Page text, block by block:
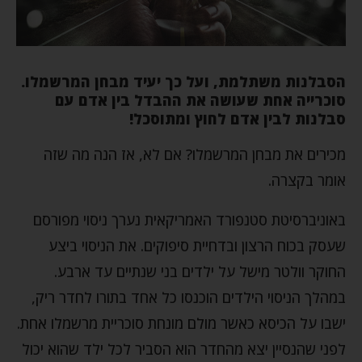
הסבלנות משתלמת, ועל כך יעיד מבחן המרשמלו.
סוכרייה אחת שעושה את ההבדל בין אדם עם
סבלנות לבין אדם לחוץ ומתוסכל!
מכירים את מבחן המרשמלו? אם לא, אז הנה מה שזה
אומר בקצרה.
באוניברסיטת סטנפורד האמריקאית נערך ניסוי מפורסם
שעסק בכוח הרצון ובדחיית סיפוקים. את הניסוי ביצע
החוקר וולטר מישל על ילדים בני שנתיים עד ארבע.
במהלך הניסוי הילדים הוכנסו כל אחד בתורו לחדר ריק,
ישבו על הכיסא כאשר מולם מונחת סוכריית מרשמלו אחת.
לפני שהנסיין יצא מהחדר הוא הסביר לכל ילד שהוא יכול